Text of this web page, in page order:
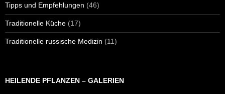
Tipps und Empfehlungen (46)
Traditionelle Küche (17)
Traditionelle russische Medizin (11)
HEILENDE PFLANZEN – GALERIEN